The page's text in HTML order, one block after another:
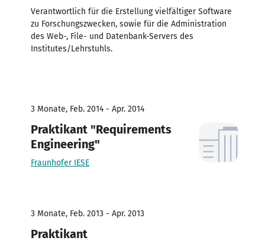
Verantwortlich für die Erstellung vielfältiger Software
zu Forschungszwecken, sowie für die Administration
des Web-, File- und Datenbank-Servers des
Institutes/Lehrstuhls.
3 Monate, Feb. 2014 - Apr. 2014
Praktikant "Requirements
Engineering"
Fraunhofer IESE
3 Monate, Feb. 2013 - Apr. 2013
Praktikant